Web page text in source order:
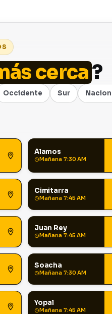
cerca?
Occidente Sur
Álamos
Mañana 7:30 AM
Cimitarra
Mañana 7:45 AM
Juan Rey
Mañana 7:45 AM
Soacha
Mañana 7:30 AM
Yopal
Mañana 7:45 AM